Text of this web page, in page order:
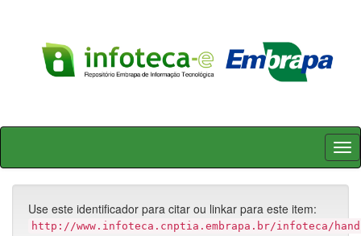
Skip
Use este identificador para citar ou linkar para este item:
http://www.infoteca.cnptia.embrapa.br/infoteca/